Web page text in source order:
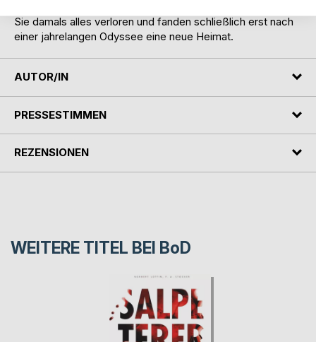
Sie damals alles verloren und fanden schließlich erst nach
einer jahrelangen Odyssee eine neue Heimat.
AUTOR/IN
PRESSESTIMMEN
REZENSIONEN
WEITERE TITEL BEI BoD